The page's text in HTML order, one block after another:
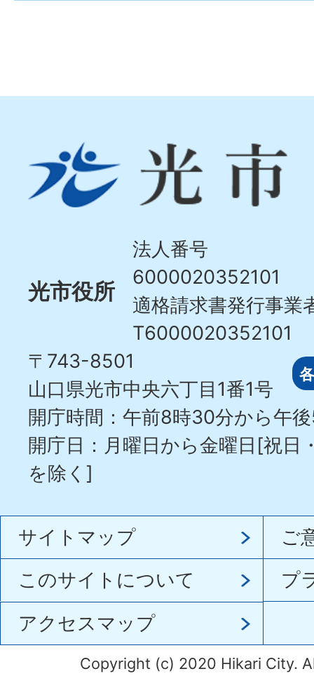
市
Hikari
光市役所
法人番号
6000020352101
適格請求書発行事業
T6000020352101
〒743-8501
山口県光市中央六丁目1番1号
開庁時間：午前8時30分から午
開庁日：月曜日から金曜日[祝日
を除く]
サイトマップ
ご
このサイトについて
プ
アクセスマップ
Copyright (c) 2020 Hikari City.